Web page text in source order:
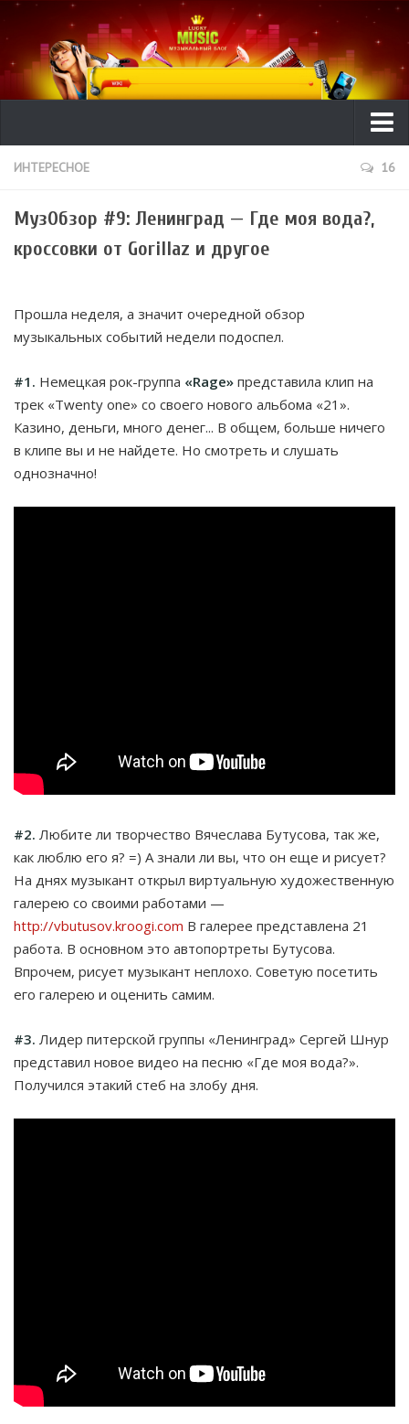
Ликбез
Видео
Рецензии
Исполнители
ИНТЕРЕСНОЕ 16
МузОбзор #9: Ленинград — Где моя вода?,
кроссовки от Gorillaz и другое
Прошла неделя, а значит очередной обзор
музыкальных событий недели подоспел.
#1. Немецкая рок-группа «Rage» представила клип на
трек «Twenty one» со своего нового альбома «21».
Казино, деньги, много денег... В общем, больше ничего
в клипе вы и не найдете. Но смотреть и слушать
однозначно!
#2. Любите ли творчество Вячеслава Бутусова, так же,
как люблю его я? =) А знали ли вы, что он еще и рисует?
На днях музыкант открыл виртуальную художественную
галерею со своими работами —
http://vbutusov.kroogi.com В галерее представлена 21
работа. В основном это автопортреты Бутусова.
Впрочем, рисует музыкант неплохо. Советую посетить
его галерею и оценить самим.
#3. Лидер питерской группы «Ленинград» Сергей Шнур
представил новое видео на песню «Где моя вода?».
Получился этакий стеб на злобу дня.